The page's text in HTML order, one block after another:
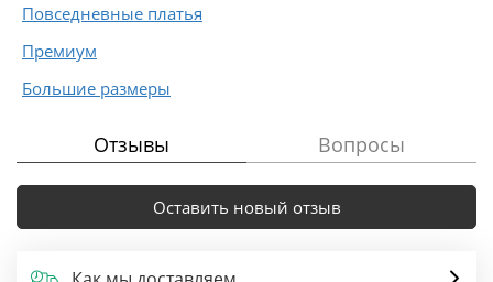
Повседневные платья
Премиум
Большие размеры
Отзывы Вопросы
Оставить новый отзыв